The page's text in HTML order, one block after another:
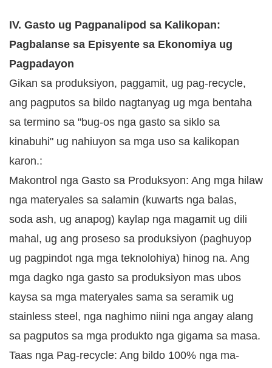
IV. Gasto ug Pagpanalipod sa Kalikopan:
Pagbalanse sa Episyente sa Ekonomiya ug
Pagpadayon
Gikan sa produksiyon, paggamit, ug pag-recycle,
ang pagputos sa bildo nagtanyag ug mga bentaha
sa termino sa "bug-os nga gasto sa siklo sa
kinabuhi" ug nahiuyon sa mga uso sa kalikopan
karon.:
Makontrol nga Gasto sa Produksyon: Ang mga hilaw
nga materyales sa salamin (kuwarts nga balas,
soda ash, ug anapog) kaylap nga magamit ug dili
mahal, ug ang proseso sa produksiyon (paghuyop
ug pagpindot nga mga teknolohiya) hinog na. Ang
mga dagko nga gasto sa produksiyon mas ubos
kaysa sa mga materyales sama sa seramik ug
stainless steel, nga naghimo niini nga angay alang
sa pagputos sa mga produkto nga gigama sa masa.
Taas nga Pag-recycle: Ang bildo 100% nga ma-